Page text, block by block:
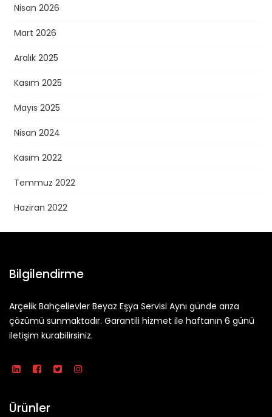
Nisan 2026
Mart 2026
Aralık 2025
Kasım 2025
Mayıs 2025
Nisan 2024
Kasım 2022
Temmuz 2022
Haziran 2022
Bilgilendirme
Arçelik Bahçelievler Beyaz Eşya Servisi Aynı günde arıza
çözümü sunmaktadır. Garantili hizmet ile haftanın 6 günü
iletişim kurabilirsiniz.
Ürünler